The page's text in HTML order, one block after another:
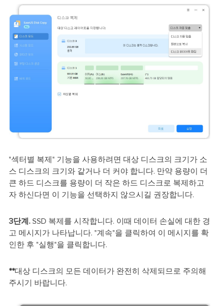
"섹터별 복제" 기능을 사용하려면 대상 디스크의 크기가 소
스 디스크의 크기와 같거나 더 커야 합니다. 만약 용량이 더
큰 하드 디스크를 용량이 더 작은 하드 디스크로 복제하고
자 하신다면 이 기능을 선택하지 않으시길 권장합니다.
3단계.SSD 복제를 시작합니다. 이때 데이터 손실에 대한 경
고 메시지가 나타납니다. "계속"을 클릭하여 이 메시지를 확
인한 후 "실행"을 클릭합니다.
**대상 디스크의 모든 데이터가 완전히 삭제되므로 주의해
주시기 바랍니다.